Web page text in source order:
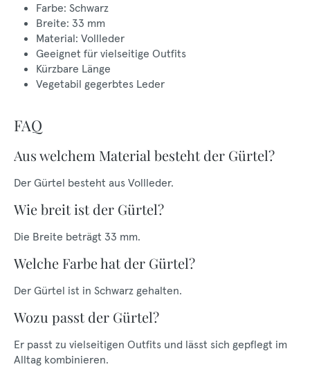
Farbe: Schwarz
Breite: 33 mm
Material: Vollleder
Geeignet für vielseitige Outfits
Kürzbare Länge
Vegetabil gegerbtes Leder
FAQ
Aus welchem Material besteht der Gürtel?
Der Gürtel besteht aus Vollleder.
Wie breit ist der Gürtel?
Die Breite beträgt 33 mm.
Welche Farbe hat der Gürtel?
Der Gürtel ist in Schwarz gehalten.
Wozu passt der Gürtel?
Er passt zu vielseitigen Outfits und lässt sich gepflegt im
Alltag kombinieren.